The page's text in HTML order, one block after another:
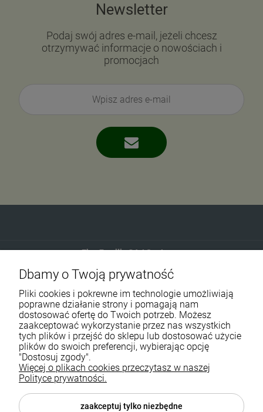
Newsletter
Podaj swój adres e-mail, jeżeli chcesz
otrzymywać informacje o nowościach i
promocjach
Eko-Familia GAJ Sp.Jawna
Gdańska 60
90-616 Łódź
790 727 174
sklep@eko-familia.pl
Informacje o sklepie
Suplementy diety
Dbamy o Twoją prywatność
Pliki cookies i pokrewne im technologie umożliwiają
poprawne działanie strony i pomagają nam
dostosować ofertę do Twoich potrzeb. Możesz
zaakceptować wykorzystanie przez nas wszystkich
tych plików i przejść do sklepu lub dostosować użycie
plików do swoich preferencji, wybierając opcję
"Dostosuj zgody".
Więcej o plikach cookies przeczytasz w naszej
Polityce prywatności.
zaakceptuj tylko niezbędne
Zasubskrybuj nasz newsletter
i otrzymaj5% rabatu na zakupy.
Twój email